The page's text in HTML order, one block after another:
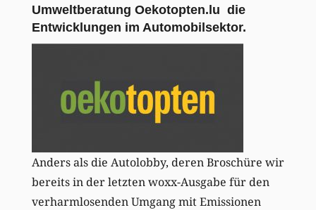
Umweltberatung Oekotopten.lu die
Entwicklungen im Automobilsektor.
Anders als die Autolobby, deren Broschüre wir
bereits in der letzten woxx-Ausgabe für den
verharmlosenden Umgang mit Emissionen